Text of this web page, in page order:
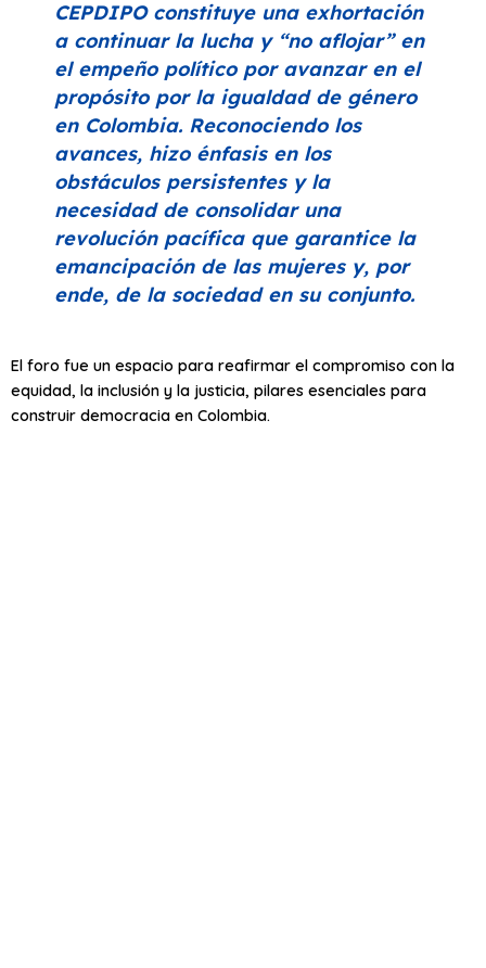
CEPDIPO constituye una exhortación
a continuar la lucha y “no aflojar”en
el empeño político por avanzar en el
propósito por la igualdad de género
en Colombia. Reconociendo los
avances, hizo énfasis en los
obstáculos persistentes y la
necesidad de consolidar una
revolución pacífica que garantice la
emancipación de las mujeres y, por
ende, de la sociedad en su conjunto.
El foro fue un espacio para reafirmar el compromiso con la
equidad, la inclusión y la justicia, pilares esenciales para
construir democracia en Colombia.